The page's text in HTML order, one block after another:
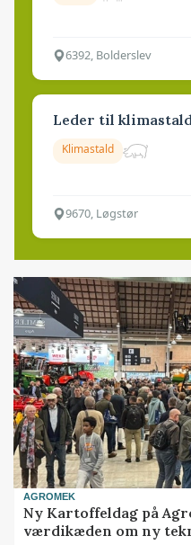
6392, Bolderslev
Leder til
Klimastald
9670, Løgstør
AGROMEK
Ny Kartoffeldag på
værdikæden om ny